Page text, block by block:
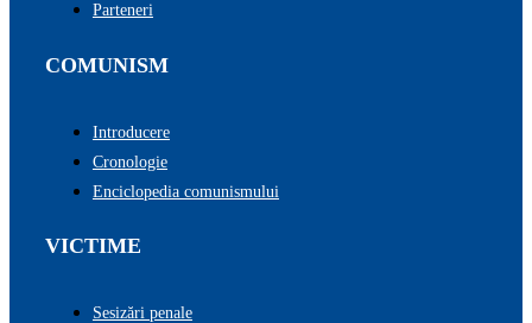
Parteneri
COMUNISM
Introducere
Cronologie
Enciclopedia comunismului
VICTIME
Sesizări penale